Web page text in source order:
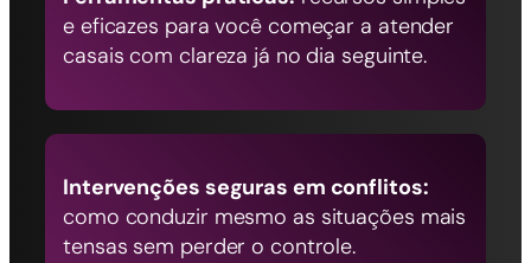
e eficazes para você começar a atender
casais com clareza já no dia seguinte.
Intervenções seguras em conflitos:
como conduzir mesmo as situações mais
tensas sem perder o controle.